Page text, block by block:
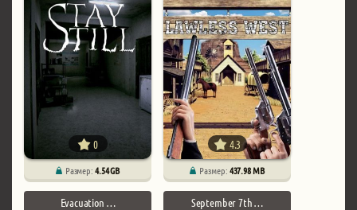
0
Размер:4.54 GB
4.3
Размер:437.98 MB
Evacuation … September 7th …